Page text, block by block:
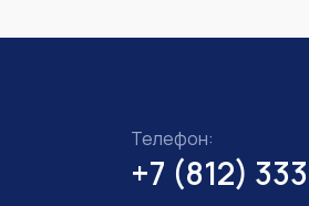
+7 (812)
Телефон: